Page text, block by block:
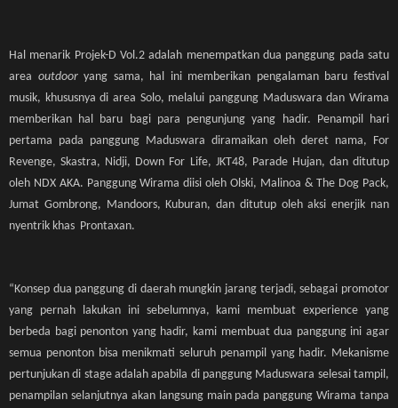
Hal menarik Projek-D Vol.2 adalah menempatkan dua panggung pada satu
area outdooryang sama, hal ini memberikan pengalaman baru festival
musik, khususnya di area Solo, melalui panggung Maduswara dan Wirama
memberikan hal baru bagi para pengunjung yang hadir. Penampil hari
pertama pada panggung Maduswara diramaikan oleh deret nama, For
Revenge, Skastra, Nidji, Down For Life, JKT48, Parade Hujan, dan ditutup
oleh NDX AKA. Panggung Wirama diisi oleh Olski, Malinoa & The Dog Pack,
Jumat Gombrong, Mandoors, Kuburan, dan ditutup oleh aksi enerjik nan
nyentrik khas Prontaxan.
“Konsep dua panggung di daerah mungkin jarang terjadi, sebagai promotor
yang pernah lakukan ini sebelumnya, kami membuat experience yang
berbeda bagi penonton yang hadir, kami membuat dua panggung ini agar
semua penonton bisa menikmati seluruh penampil yang hadir. Mekanisme
pertunjukan di stage adalah apabila di panggung Maduswara selesai tampil,
penampilan selanjutnya akan langsung main pada panggung Wirama tanpa